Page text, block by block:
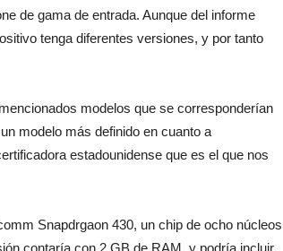
de gama de entrada. Aunque del informe
tenga diferentes versiones, y por tanto
modelos que se corresponderían
modelo más definido en cuanto a
estadounidense que es el que nos
Snapdrgaon 430, un chip de ocho núcleos
contaría con 2 GB de RAM, y podría incluir